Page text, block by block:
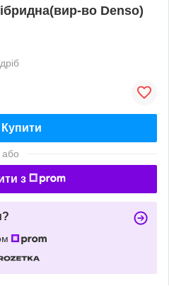
во Denso)
Купити
або
з